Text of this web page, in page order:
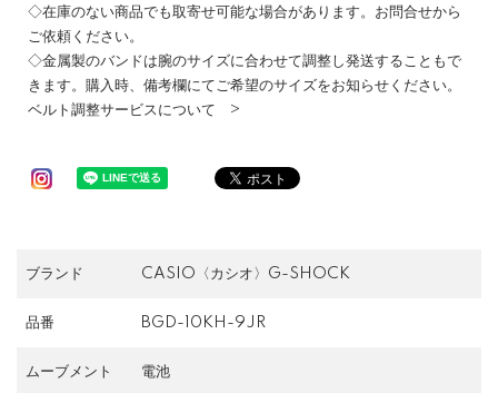
◇在庫のない商品でも取寄せ可能な場合があります。お問合せから
ご依頼ください。
◇金属製のバンドは腕のサイズに合わせて調整し発送することもで
きます。購入時、備考欄にてご希望のサイズをお知らせください。
ベルト調整サービスについて >
ブランド CASIO〈カシオ〉G-SHOCK
品番 BGD-10KH-9JR
ムーブメント 電池